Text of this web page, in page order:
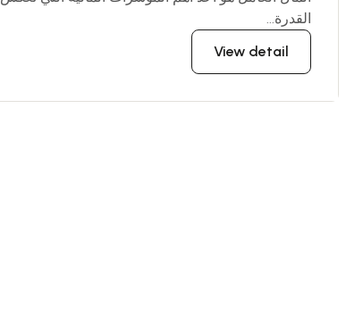
القدرة...
View detail